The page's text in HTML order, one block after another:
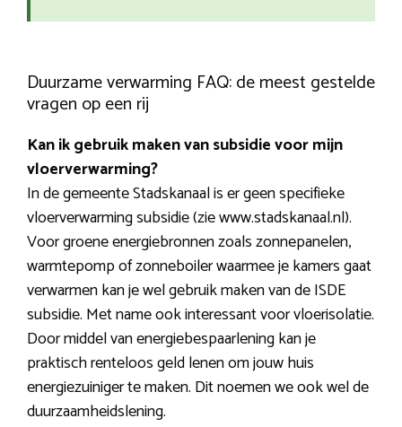
Duurzame verwarming FAQ: de meest gestelde
vragen op een rij
Kan ik gebruik maken van subsidie voor mijn
vloerverwarming?
In de gemeente Stadskanaal is er geen specifieke
vloerverwarming subsidie (zie www.stadskanaal.nl).
Voor groene energiebronnen zoals zonnepanelen,
warmtepomp of zonneboiler waarmee je kamers gaat
verwarmen kan je wel gebruik maken van de ISDE
subsidie. Met name ook interessant voor vloerisolatie.
Door middel van energiebespaarlening kan je
praktisch renteloos geld lenen om jouw huis
energiezuiniger te maken. Dit noemen we ook wel de
duurzaamheidslening.